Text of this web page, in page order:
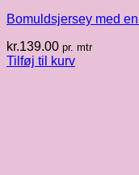
Bomuldsjersey med
kr.139.00 pr. mtr
Tilføj til kurv